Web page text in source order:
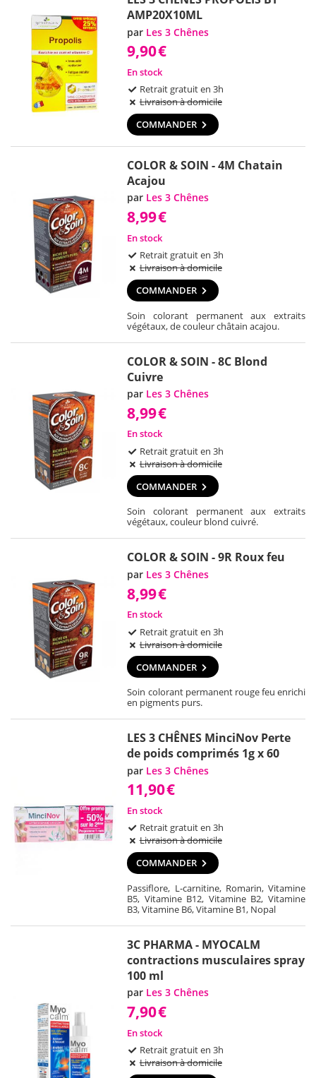
AMP20X10ML
par Les 3 Chênes
9,90€
En stock
Retrait gratuit en 3h
Livraison à domicile
COMMANDER
COLOR & SOIN - 4M Chatain
Acajou
par Les 3 Chênes
8,99€
En stock
Retrait gratuit en 3h
Livraison à domicile
COMMANDER
Soin colorant permanent aux extraits
végétaux, de couleur châtain acajou.
COLOR & SOIN - 8C Blond
Cuivre
par Les 3 Chênes
8,99€
En stock
Retrait gratuit en 3h
Livraison à domicile
COMMANDER
Soin colorant permanent aux extraits
végétaux, couleur blond cuivré.
COLOR & SOIN - 9R Roux feu
par Les 3 Chênes
8,99€
En stock
Retrait gratuit en 3h
Livraison à domicile
COMMANDER
Soin colorant permanent rouge feu enrichi
en pigments purs.
LES 3 CHÊNES MinciNov Perte
de poids comprimés 1g x 60
par Les 3 Chênes
11,90€
En stock
Retrait gratuit en 3h
Livraison à domicile
COMMANDER
Passiflore, L-carnitine, Romarin, Vitamine
B5, Vitamine B12, Vitamine B2, Vitamine
B3, Vitamine B6, Vitamine B1, Nopal
3C PHARMA - MYOCALM
contractions musculaires spray
100 ml
par Les 3 Chênes
7,90€
En stock
Retrait gratuit en 3h
Livraison à domicile